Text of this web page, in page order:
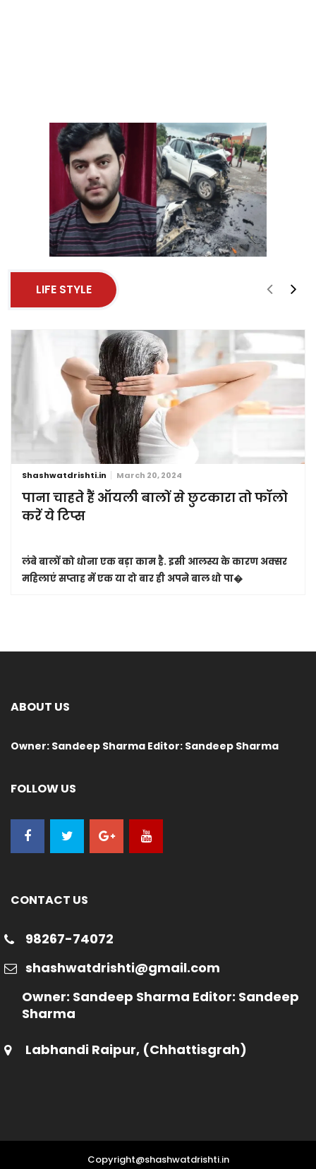
LIFE STYLE
Shashwatdrishti.in March 20, 2024
पाना चाहते हैं ऑयली बालों से छुटकारा तो फॉलो
करें ये टिप्स
लंबे बालों को धोना एक बड़ा काम है. इसी आलस्य के कारण अक्सर
महिलाएं सप्ताह में एक या दो बार ही अपने बाल धो पा�
ABOUT US
Owner: Sandeep Sharma Editor: Sandeep Sharma
FOLLOW US
CONTACT US
98267-74072
shashwatdrishti@gmail.com
Owner: Sandeep Sharma Editor: Sandeep
Sharma
Labhandi Raipur, (Chhattisgrah)
Copyright@shashwatdrishti.in